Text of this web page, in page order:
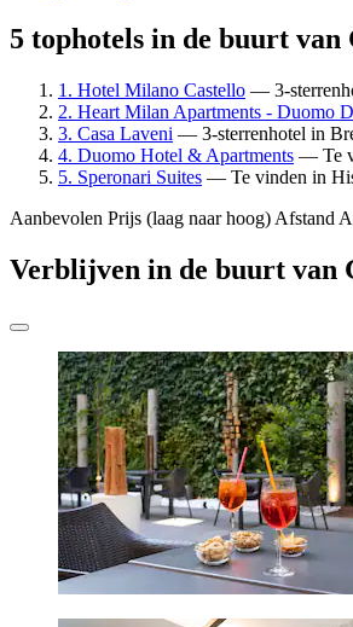
5 tophotels in de buurt
1. Hotel Milano Castello — 3-
2. Heart Milan Apartments - Duomo
3. Casa Laveni — 3-sterrenhotel in
4. Duomo Hotel & Apartments — Te
5. Speronari Suites — Te vinden in
Aanbevolen Prijs (laag naar hoog) Afstand
Verblijven in de buurt van